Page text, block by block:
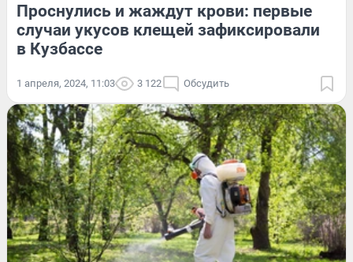
Проснулись и жаждут крови: первые
случаи укусов клещей зафиксировали
в Кузбассе
1 апреля, 2024, 11:03 3 122 Обсудить